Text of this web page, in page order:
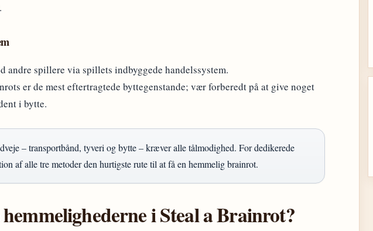
andre spillere via spillets indbyggede handelssystem.
er de mest eftertragtede byttegenstande; vær forberedt på at give noget
i bytte.
– transportbånd, tyveri og bytte – kræver alle tålmodighed. For dedikerede
af alle tre metoder den hurtigste rute til at få en hemmelig brainrot.
i Steal a Brainrot?